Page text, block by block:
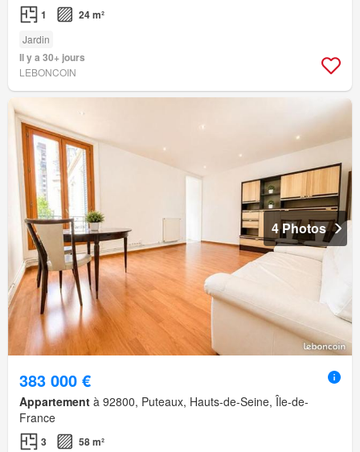
1 24 m²
Jardin
Il y a 30+ jours
LEBONCOIN
4 Photos
383 000 €
Appartement à 92800, Puteaux, Hauts-de-Seine, Île-de-
France
3 58 m²